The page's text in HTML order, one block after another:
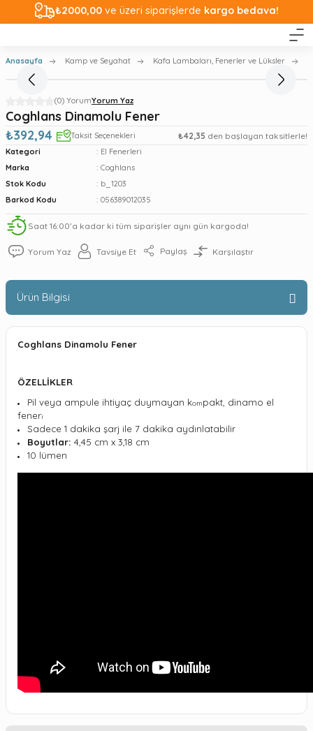
₺2000,00 ve üzeri siparişlerde kargo bedava!
Anasayfa Kamp ve Seyahat Kafa Lambaları, Fenerler ve Lüksler
(0) YorumYorum Yaz
Coghlans Dinamolu Fener
₺392,94
Taksit Seçenekleri ₺42,35 den başlayan taksitlerle!
Kategori
El Fenerleri
Marka
Coghlans
Stok Kodu
b_1203
Barkod Kodu
056389012035
Saat 16:00’a kadar ki tüm siparişler aynı gün kargoda!
Yorum Yaz Tavsiye Et Paylaş Karşılaştır
Ürün Bilgisi
Coghlans Dinamolu Fener
ÖZELLİKLER
Pil veya ampule ihtiyaç duymayan kompakt, dinamo el
feneri
Sadece 1 dakika şarj ile 7 dakika aydınlatabilir
Boyutlar:4,45 cm x 3,18 cm
10 lümen